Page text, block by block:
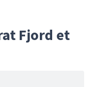
Fjord et